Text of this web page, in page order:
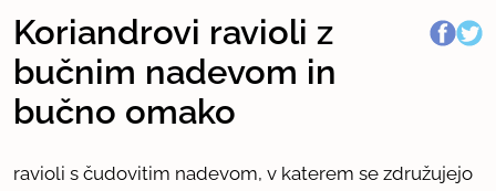
Koriandrovi ravioli z
bučnim nadevom in
bučno omako
ravioli s čudovitim nadevom, v katerem se združujejo